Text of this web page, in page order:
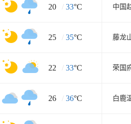
20 / 33°C 中国
25 / 35°C 藤龙
22 / 33°C 荣国
26 / 36°C 白鹿